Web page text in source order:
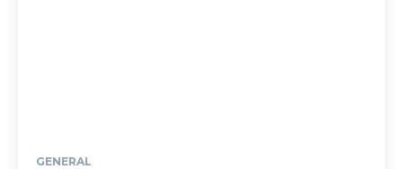
GENERAL